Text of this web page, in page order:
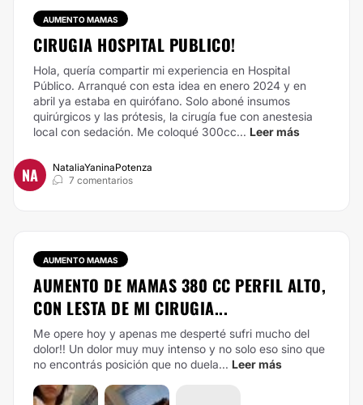
AUMENTO MAMAS
CIRUGIA HOSPITAL PUBLICO!
Hola, quería compartir mi experiencia en Hospital
Público. Arranqué con esta idea en enero 2024 y en
abril ya estaba en quirófano. Solo aboné insumos
quirúrgicos y las prótesis, la cirugía fue con anestesia
local con sedación. Me coloqué 300cc... Leer más
NA
NataliaYaninaPotenza
7 comentarios
AUMENTO MAMAS
AUMENTO DE MAMAS 380 CC PERFIL ALTO,
CON LESTA DE MI CIRUGIA...
Me opere hoy y apenas me desperté sufri mucho del
dolor!! Un dolor muy muy intenso y no solo eso sino que
no encontrás posición que no duela... Leer más